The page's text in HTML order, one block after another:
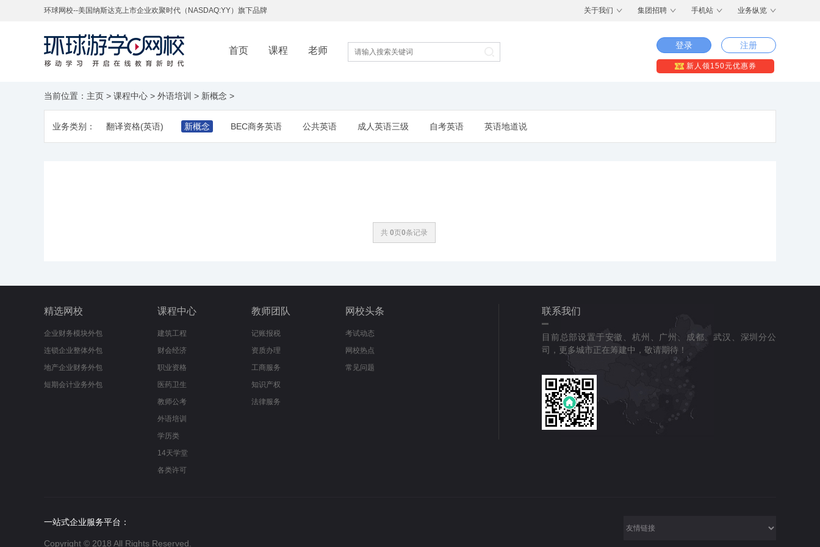
环球网校--美国纳斯达克上市企业欢聚时代（NASDAQ:YY）旗下品牌 关于我们 集团招聘 手机站 业务纵览
登录 注册
新人领150元优惠券
首页 课程 老师
当前位置： 主页 > 课程中心 > 外语培训 > 新概念 >
业务类别： 翻译资格(英语) 新概念 BEC商务英语 公共英语 成人英语三级 自考英语 英语地道说
共 0页0条记录
精选网校
企业财务模块外包
连锁企业整体外包
地产企业财务外包
短期会计业务外包
课程中心
建筑工程
财会经济
职业资格
医药卫生
教师公考
外语培训
学历类
14天学堂
各类许可
教师团队
记账报税
资质办理
工商服务
知识产权
法律服务
网校头条
考试动态
网校热点
常见问题
联系我们
目前总部设置于安徽、杭州、广州、成都、武汉、深圳分公
司，更多城市正在筹建中，敬请期待！
一站式企业服务平台：
Copyright © 2018 All Rights Reserved.